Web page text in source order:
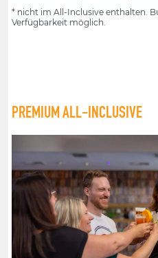
* nicht im All-Inclusive enthalten.
Verfügbarkeit möglich.
PREMIUM ALL-INCLUSIVE